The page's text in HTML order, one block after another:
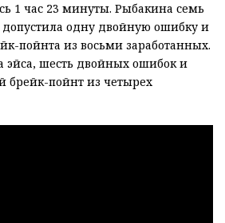
1 час 23 минуты. Рыбакина семь
допустила одну двойную ошибку и
пойнта из восьми заработанных.
эйса, шесть двойных ошибок и
брейк-пойнт из четырех